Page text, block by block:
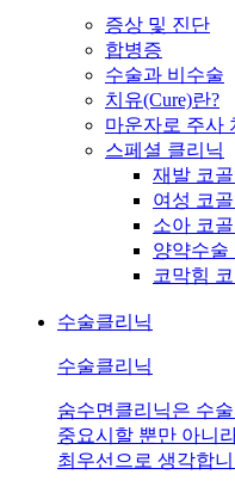
증상 및 진단
합병증
수술과 비수술
치유(Cure)란?
마운자로 주사
스페셜 클리닉
재발 코골
여성 코골
소아 코골
양약수술
코막힘 코
수술클리닉
수술클리닉
숨수면클리닉은 수
중요시할 뿐만 아니
최우선으로 생각합